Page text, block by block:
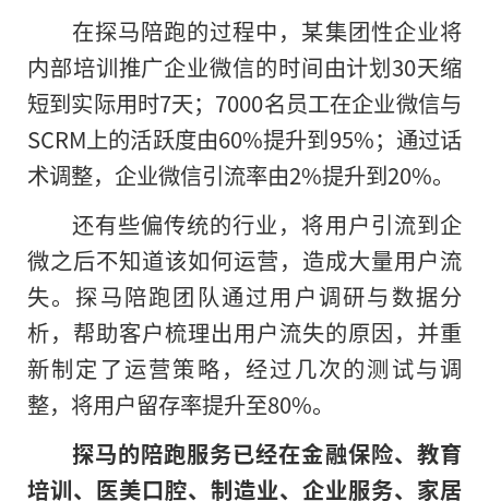
在探马陪跑的过程中，某集团性企业将
内部培训推广企业微信的时间由计划30天缩
短到实际用时7天；7000名员工在企业微信与
SCRM上的活跃度由60%提升到95%；通过话
术调整，企业微信引流率由2%提升到20%。
还有些偏传统的行业，将用户引流到企
微之后不知道该如何运营，造成大量用户流
失。探马陪跑团队通过用户调研与数据分
析，帮助客户梳理出用户流失的原因，并重
新制定了运营策略，经过几次的测试与调
整，将用户留存率提升至80%。
探马的陪跑服务已经在金融保险、教育
培训、医美口腔、制造业、企业服务、家居